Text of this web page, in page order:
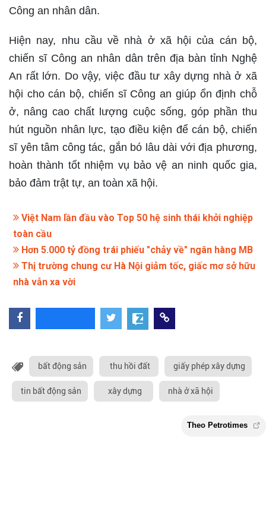
Công an nhân dân.
Hiện nay, nhu cầu về nhà ở xã hội của cán bộ,
chiến sĩ Công an nhân dân trên địa bàn tỉnh Nghệ
An rất lớn. Do vậy, việc đầu tư xây dựng nhà ở xã
hội cho cán bộ, chiến sĩ Công an giúp ổn định chỗ
ở, nâng cao chất lượng cuộc sống, góp phần thu
hút nguồn nhân lực, tạo điều kiện để cán bộ, chiến
sĩ yên tâm công tác, gắn bó lâu dài với địa phương,
hoàn thành tốt nhiệm vụ bảo vệ an ninh quốc gia,
bảo đảm trật tự, an toàn xã hội.
Việt Nam lần đầu vào Top 50 hệ sinh thái khởi nghiệp
toàn cầu
Hơn 5.000 tỷ đồng trái phiếu "chảy về" ngân hàng MB
Thị trường chung cư Hà Nội giảm tốc, giấc mơ sở hữu
nhà vẫn xa vời
bất động sản thu hồi đất giấy phép xây dựng
tin bất động sản xây dựng nhà ở xã hội